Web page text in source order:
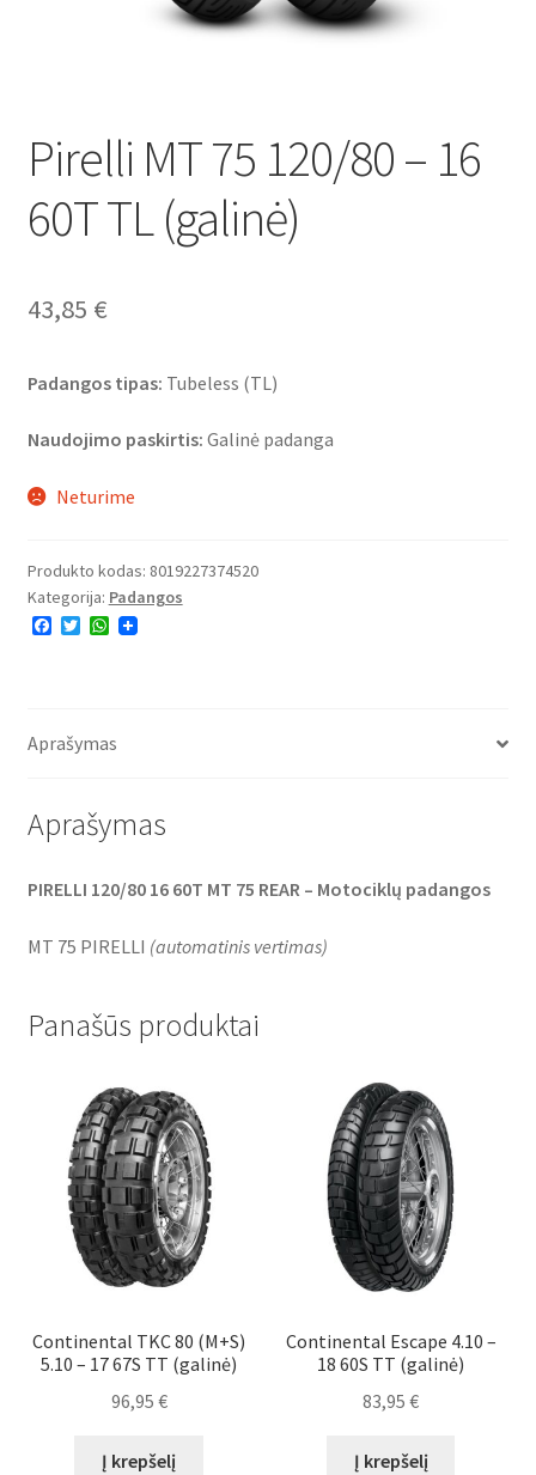
Pirelli MT 75 120/80 – 16
60T TL (galinė)
43,85 €
Padangos tipas: Tubeless (TL)
Naudojimo paskirtis: Galinė padanga
Neturime
Produkto kodas: 8019227374520
Kategorija: Padangos
F
o
T
r
W
p
Aprašymas
Aprašymas
PIRELLI 120/80 16 60T MT 75 REAR – Motociklų padangos
MT 75 PIRELLI (automatinis vertimas)
Panašūs produktai
Continental TKC 80 (M+S)
5.10 – 17 67S TT (galinė)
96,95 €
Į krepšelį
Continental Escape 4.10 –
18 60S TT (galinė)
83,95€
Į krepšelį